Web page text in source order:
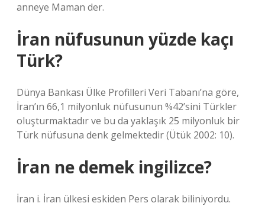
anneye Maman der.
İran nüfusunun yüzde kaçı
Türk?
Dünya Bankası Ülke Profilleri Veri Tabanı’na göre,
İran’ın 66,1 milyonluk nüfusunun %42’sini Türkler
oluşturmaktadır ve bu da yaklaşık 25 milyonluk bir
Türk nüfusuna denk gelmektedir (Ütük 2002: 10).
İran ne demek ingilizce?
İran i. İran ülkesi eskiden Pers olarak biliniyordu.